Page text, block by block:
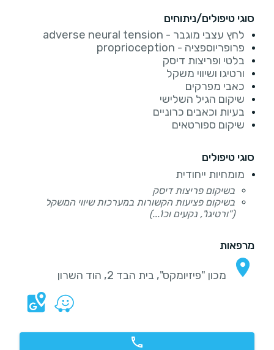
סוגי טיפולים/ניתוחים
לחץ עצבי מוגבר - adverse neural tension
פרופריוספציה - proprioception
בלטי ופריצות דיסק
ורטיגו ושיווי משקל
כאבי מפרקים
שיקום הגיל השלישי
בעיות וכאבים כרוניים
שיקום ספורטאים
סוגי טיפולים
מומחיות ייחודית
בשיקום פריצות דיסק
בשיקום פציעות הקשורות במערכות שיווי המשקל
("ורטיגו", נקעים וכו'...)
מרפאות
מכון "פיזיומקס", בית הבד 2, הוד השרון